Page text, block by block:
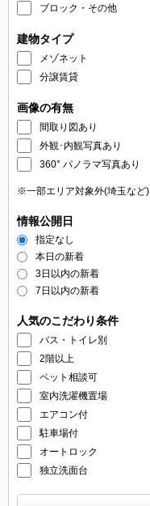
ブロック・その他
建物タイプ
メゾネット
分譲賃貸
画像の有無
間取り図あり
外観･内観写真あり
360° パノラマ写真あり
※一部エリア対象外(埼玉など)
情報公開日
指定なし
本日の新着
3日以内の新着
7日以内の新着
人気のこだわり条件
バス・トイレ別
2階以上
ペット相談可
室内洗濯機置場
エアコン付
駐車場付
オートロック
独立洗面台